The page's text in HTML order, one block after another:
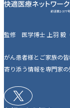
監修 医学博士 上羽 毅
がん患者様とご家族の
寄り添う情報を専門家